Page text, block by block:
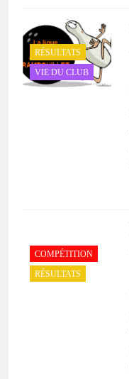
RÉSULTATS
VIE DU CLUB
COMPÉTITION
RÉSULTATS